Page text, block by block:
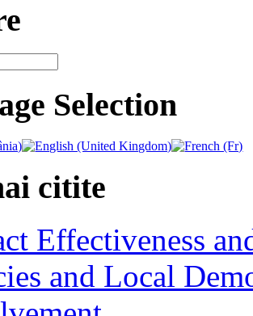
Selection
citite
Effectiveness
and Local